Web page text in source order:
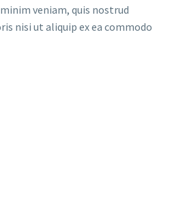
veniam, quis nostrud
nisi ut aliquip ex ea commodo